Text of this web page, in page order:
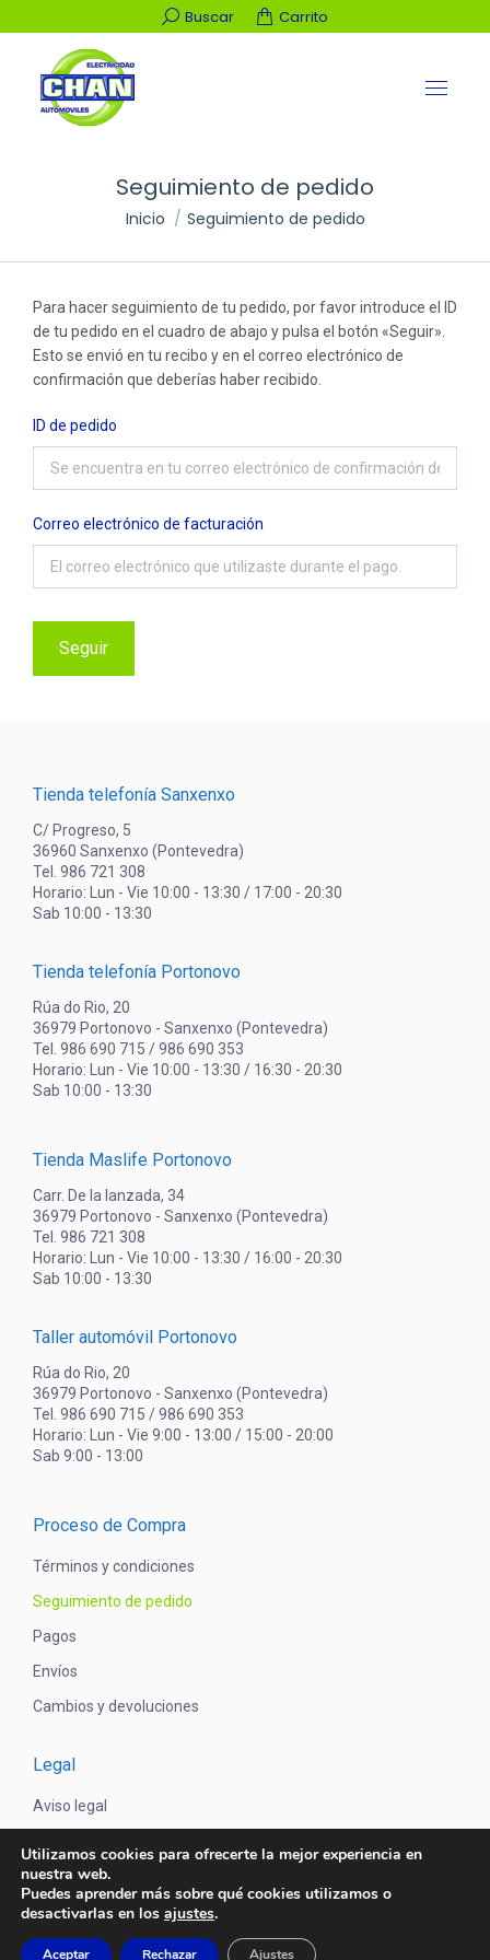
Buscar:
Buscar Carrito
Seguimiento de pedido
Estás aquí:
Inicio Seguimiento de pedido
Para hacer seguimiento de tu pedido, por favor introduce el ID
de tu pedido en el cuadro de abajo y pulsa el botón «Seguir».
Esto se envió en tu recibo y en el correo electrónico de
confirmación que deberías haber recibido.
ID de pedido
Correo electrónico de facturación
Seguir
Tienda telefonía Sanxenxo
C/ Progreso, 5
36960 Sanxenxo (Pontevedra)
Tel. 986 721 308
Horario: Lun - Vie 10:00 - 13:30 / 17:00 - 20:30
Sab 10:00 - 13:30
Tienda telefonía Portonovo
Rúa do Rio, 20
36979 Portonovo - Sanxenxo (Pontevedra)
Tel. 986 690 715 / 986 690 353
Horario: Lun - Vie 10:00 - 13:30 / 16:30 - 20:30
Sab 10:00 - 13:30
Tienda Maslife Portonovo
Carr. De la lanzada, 34
36979 Portonovo - Sanxenxo (Pontevedra)
Tel. 986 721 308
Horario: Lun - Vie 10:00 - 13:30 / 16:00 - 20:30
Sab 10:00 - 13:30
Taller automóvil Portonovo
Rúa do Rio, 20
36979 Portonovo - Sanxenxo (Pontevedra)
Tel. 986 690 715 / 986 690 353
Horario: Lun - Vie 9:00 - 13:00 / 15:00 - 20:00
Sab 9:00 - 13:00
Proceso de Compra
Términos y condiciones
Seguimiento de pedido
Pagos
Envíos
Cambios y devoluciones
Legal
Aviso legal
Política de cookies
© Electricidad Chan - 2021. Todos los derechos reservados. -
Utilizamos cookies para ofrecerte la mejor experiencia en
nuestra web.
Puedes aprender más sobre qué cookies utilizamos o
desactivarlas en los ajustes.
Aceptar Rechazar Ajustes